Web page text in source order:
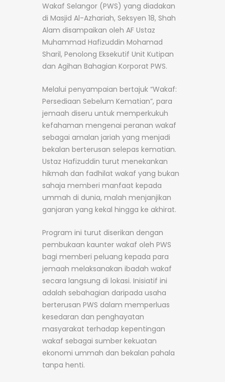
Wakaf Selangor (PWS) yang diadakan
di Masjid Al-Azhariah, Seksyen 18, Shah
Alam disampaikan oleh AF Ustaz
Muhammad Hafizuddin Mohamad
Sharil, Penolong Eksekutif Unit Kutipan
dan Agihan Bahagian Korporat PWS.
Melalui penyampaian bertajuk “Wakaf:
Persediaan Sebelum Kematian”, para
jemaah diseru untuk memperkukuh
kefahaman mengenai peranan wakaf
sebagai amalan jariah yang menjadi
bekalan berterusan selepas kematian.
Ustaz Hafizuddin turut menekankan
hikmah dan fadhilat wakaf yang bukan
sahaja memberi manfaat kepada
ummah di dunia, malah menjanjikan
ganjaran yang kekal hingga ke akhirat.
Program ini turut diserikan dengan
pembukaan kaunter wakaf oleh PWS
bagi memberi peluang kepada para
jemaah melaksanakan ibadah wakaf
secara langsung di lokasi. Inisiatif ini
adalah sebahagian daripada usaha
berterusan PWS dalam memperluas
kesedaran dan penghayatan
masyarakat terhadap kepentingan
wakaf sebagai sumber kekuatan
ekonomi ummah dan bekalan pahala
tanpa henti.